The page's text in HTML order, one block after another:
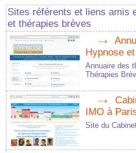
Sites référents et liens amis
et thérapies brèves
Hypnose
Annuaire des
Thérapies
IMO à
Site du